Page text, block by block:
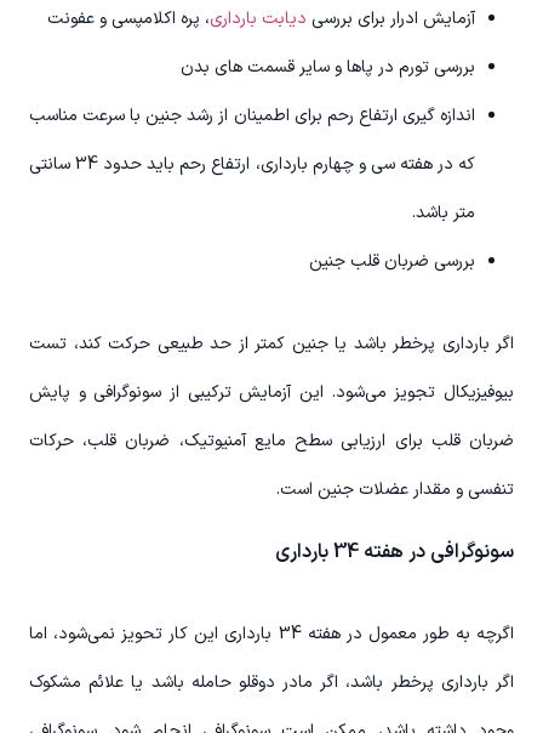
آزمایش ادرار برای بررسی دیابت بارداری، پره اکلامپسی و عفونت
بررسی تورم در پاها و سایر قسمت های بدن
اندازه گیری ارتفاع رحم برای اطمینان از رشد جنین با سرعت مناسب
که در هفته سی و چهارم بارداری، ارتفاع رحم باید حدود 34 سانتی
متر باشد.
بررسی ضربان قلب جنین
اگر بارداری پرخطر باشد یا جنین کمتر از حد طبیعی حرکت کند، تست
بیوفیزیکال تجویز می‌شود. این آزمایش ترکیبی از سونوگرافی و پایش
ضربان قلب برای ارزیابی سطح مایع آمنیوتیک، ضربان قلب، حرکات
تنفسی و مقدار عضلات جنین است.
سونوگرافی در هفته 34 بارداری
اگرچه به طور معمول در هفته 34 بارداری این کار تحویز نمی‌شود، اما
اگر بارداری پرخطر باشد، اگر مادر دوقلو حامله باشد یا علائم مشکوک